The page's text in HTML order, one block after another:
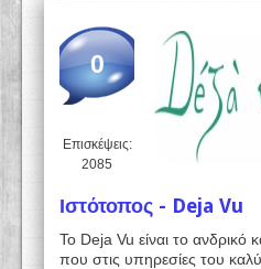
0
Επισκέψεις:
2085
Ιστότοπος - Deja Vu
Το Deja Vu είναι το ανδρικό
που στις υπηρεσίες του